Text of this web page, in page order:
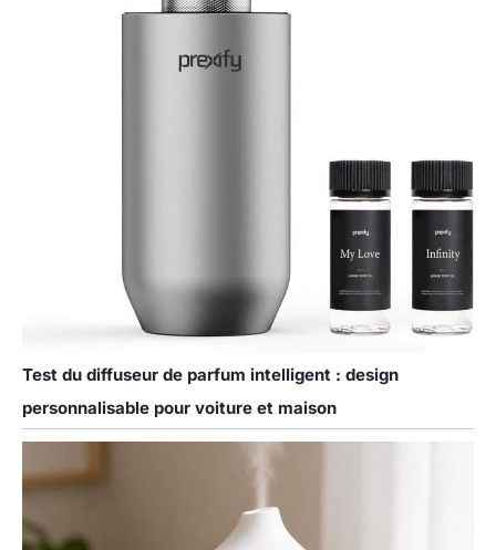
Test du diffuseur de parfum intelligent : design
personnalisable pour voiture et maison